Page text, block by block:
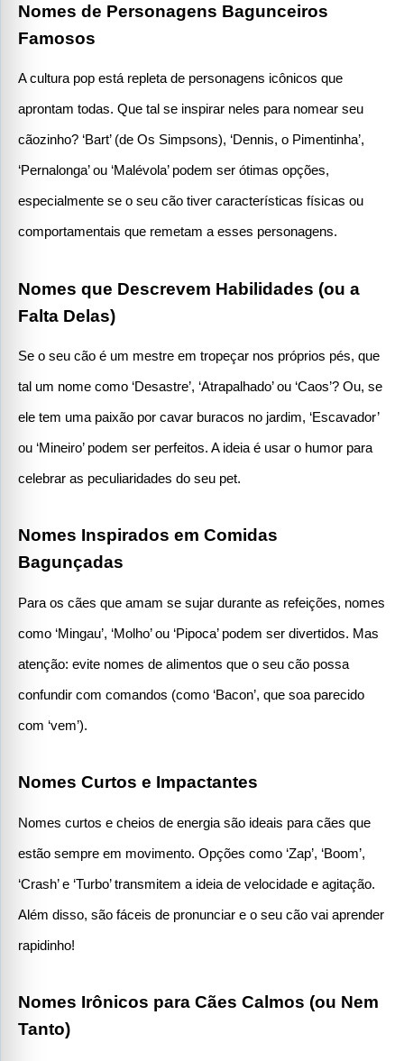
Nomes de Personagens Bagunceiros
Famosos
A cultura pop está repleta de personagens icônicos que
aprontam todas. Que tal se inspirar neles para nomear seu
cãozinho? ‘Bart’ (de Os Simpsons), ‘Dennis, o Pimentinha’,
‘Pernalonga’ ou ‘Malévola’ podem ser ótimas opções,
especialmente se o seu cão tiver características físicas ou
comportamentais que remetam a esses personagens.
Nomes que Descrevem Habilidades (ou a
Falta Delas)
Se o seu cão é um mestre em tropeçar nos próprios pés, que
tal um nome como ‘Desastre’, ‘Atrapalhado’ ou ‘Caos’? Ou, se
ele tem uma paixão por cavar buracos no jardim, ‘Escavador’
ou ‘Mineiro’ podem ser perfeitos. A ideia é usar o humor para
celebrar as peculiaridades do seu pet.
Nomes Inspirados em Comidas
Bagunçadas
Para os cães que amam se sujar durante as refeições, nomes
como ‘Mingau’, ‘Molho’ ou ‘Pipoca’ podem ser divertidos. Mas
atenção: evite nomes de alimentos que o seu cão possa
confundir com comandos (como ‘Bacon’, que soa parecido
com ‘vem’).
Nomes Curtos e Impactantes
Nomes curtos e cheios de energia são ideais para cães que
estão sempre em movimento. Opções como ‘Zap’, ‘Boom’,
‘Crash’ e ‘Turbo’ transmitem a ideia de velocidade e agitação.
Além disso, são fáceis de pronunciar e o seu cão vai aprender
rapidinho!
Nomes Irônicos para Cães Calmos (ou Nem
Tanto)